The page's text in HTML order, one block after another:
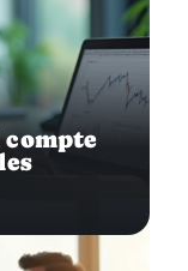
compte